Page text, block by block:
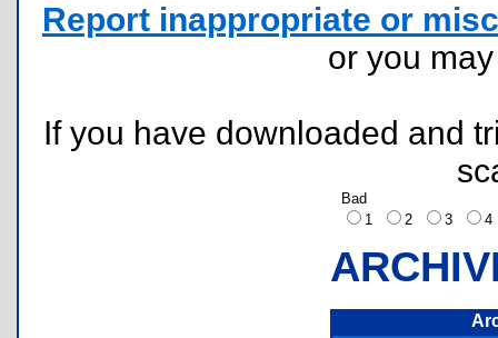
Report inappropriate or
or you
If you have downloaded and
Bad
1
2 3